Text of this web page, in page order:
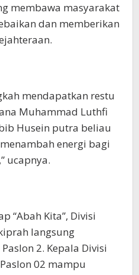
membawa masyarakat
dan memberikan
mendapatkan restu
Muhammad Luthfi
Husein putra beliau
energi bagi
ucapnya.
“Abah Kita”, Divisi
langsung
2. Kepala Divisi
02 mampu